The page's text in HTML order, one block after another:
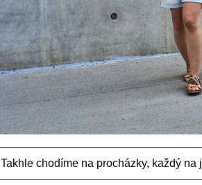
Takhle chodíme na procházky, každý